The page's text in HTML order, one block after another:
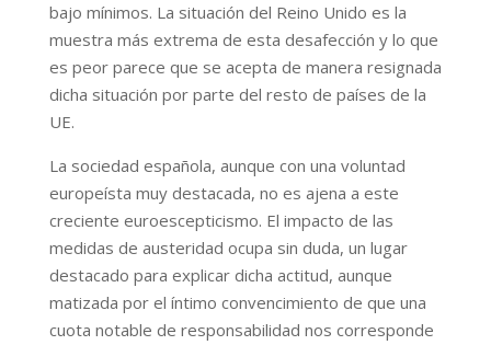
bajo mínimos. La situación del Reino Unido es la
muestra más extrema de esta desafección y lo que
es peor parece que se acepta de manera resignada
dicha situación por parte del resto de países de la
UE.
La sociedad española, aunque con una voluntad
europeísta muy destacada, no es ajena a este
creciente euroescepticismo. El impacto de las
medidas de austeridad ocupa sin duda, un lugar
destacado para explicar dicha actitud, aunque
matizada por el íntimo convencimiento de que una
cuota notable de responsabilidad nos corresponde